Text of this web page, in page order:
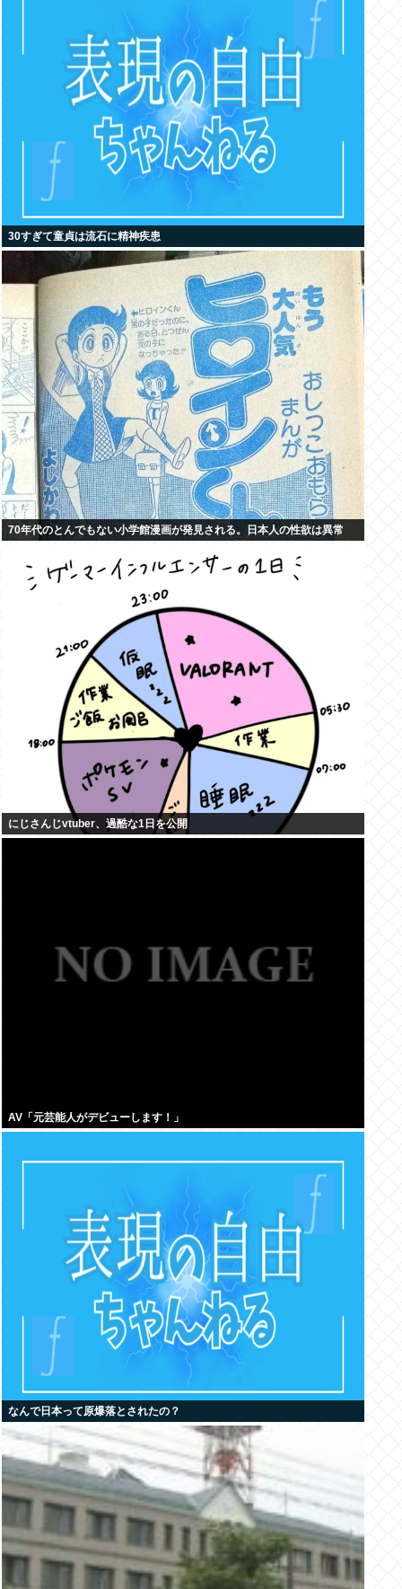
30すぎて童貞は流石に精神疾患
70年代のとんでもない小学館漫画が発見される。日本人の性欲は異常
にじさんじvtuber、過酷な1日を公開
AV「元芸能人がデビューします！」
なんで日本って原爆落とされたの？